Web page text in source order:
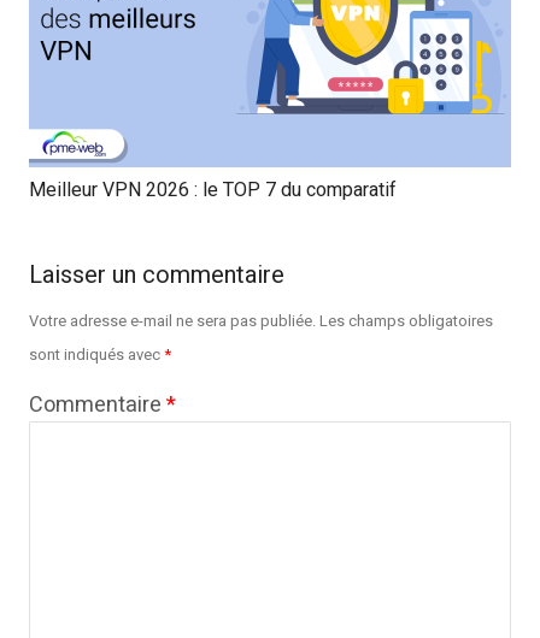
Meilleur VPN 2026 : le TOP 7 du comparatif
Laisser un commentaire
Votre adresse e-mail ne sera pas publiée.Les champs obligatoires
sont indiqués avec*
Commentaire*